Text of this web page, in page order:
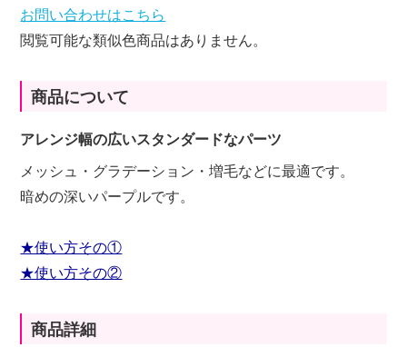
お問い合わせはこちら
閲覧可能な類似色商品はありません。
商品について
アレンジ幅の広いスタンダードなパーツ
メッシュ・グラデーション・増毛などに最適です。
暗めの深いパープルです。
★使い方その①
★使い方その②
商品詳細